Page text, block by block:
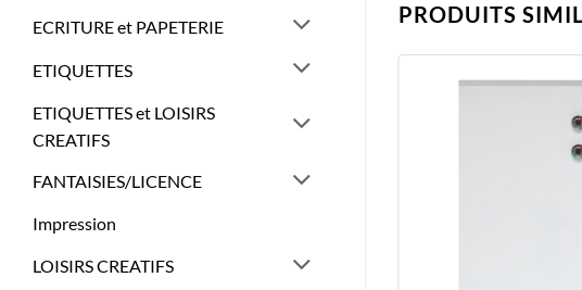
ECRITURE et PAPETERIE
ETIQUETTES
ETIQUETTES et LOISIRS
CREATIFS
FANTAISIES/LICENCE
Impression
LOISIRS CREATIFS
PRODUITS